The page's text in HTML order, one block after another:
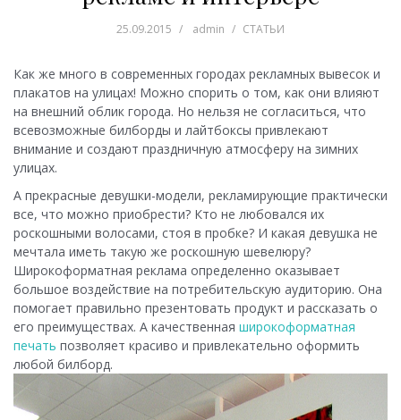
25.09.2015 admin СТАТЬИ
Как же много в современных городах рекламных вывесок и
плакатов на улицах! Можно спорить о том, как они влияют
на внешний облик города. Но нельзя не согласиться, что
всевозможные билборды и лайтбоксы привлекают
внимание и создают праздничную атмосферу на зимних
улицах.
А прекрасные девушки-модели, рекламирующие практически
все, что можно приобрести? Кто не любовался их
роскошными волосами, стоя в пробке? И какая девушка не
мечтала иметь такую же роскошную шевелюру?
Широкоформатная реклама определенно оказывает
большое воздействие на потребительскую аудиторию. Она
помогает правильно презентовать продукт и рассказать о
его преимуществах. А качественная широкоформатная
печать позволяет красиво и привлекательно оформить
любой билборд.